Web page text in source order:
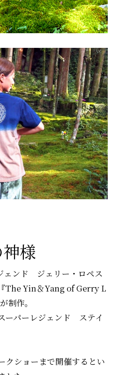
様
ェンド ジェリー・ロペス
The Yin＆Yang of Gerry L
制作。
ーパーレジェンド ステイ
クショーまで開催するとい